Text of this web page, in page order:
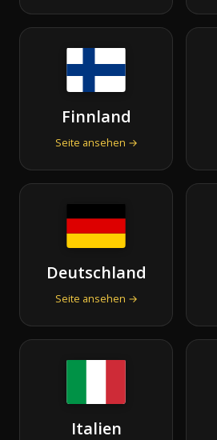
Finnland
Seite ansehen →
Deutschland
Seite ansehen →
Italien